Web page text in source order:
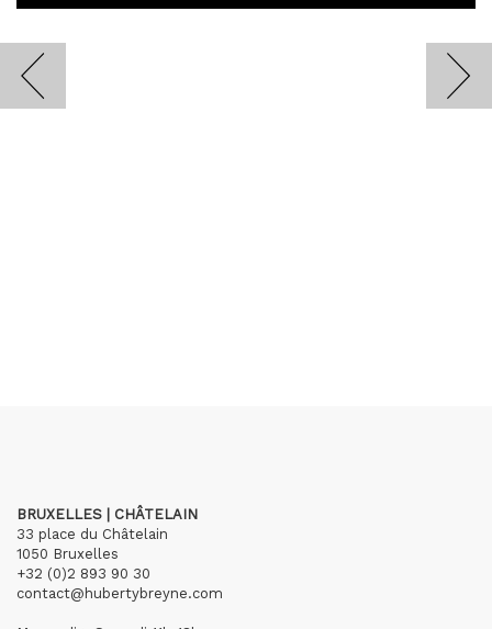
BRUXELLES | CHÂTELAIN
33 place du Châtelain
1050 Bruxelles
+32 (0)2 893 90 30
contact@hubertybreyne.com